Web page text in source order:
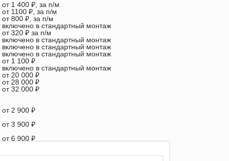
от 1 400 ₽, за п/м
от 1100 ₽, за п/м
от 800 ₽, за п/м
включено в стандартный монтаж
от 320 ₽ за п/м
включено в стандартный монтаж
включено в стандартный монтаж
включено в стандартный монтаж
от 1 100 ₽
включено в стандартный монтаж
от 20 000 ₽
от 28 000 ₽
от 32 000 ₽
от 2 900 ₽
от 3 900 ₽
от 6 900 ₽